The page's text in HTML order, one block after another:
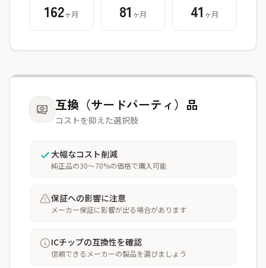
162ヶ月 81 ヶ月 41 ヶ月
互換（サードパーティ）品
コストを抑えた選択肢
大幅なコスト削減
純正品の30〜70%の価格で購入可能
保証への影響に注意
メーカー保証に影響が出る場合があります
ICチップの互換性を確認
信頼できるメーカーの製品を選びましょう